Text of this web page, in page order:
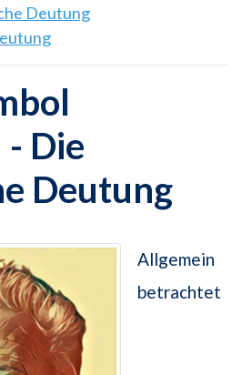
Deutung
Die
Deutung
Allgemein
betrachtet